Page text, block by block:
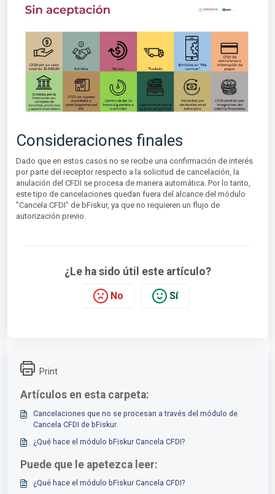
Consideraciones finales
Dado que en estos casos no se recibe una confirmación de interés
por parte del receptor respecto a la solicitud de cancelación, la
anulación del CFDI se procesa de manera automática. Por lo tanto,
este tipo de cancelaciones quedan fuera del alcance del módulo
"Cancela CFDI" de bFiskur, ya que no requieren un flujo de
autorización previo.
¿Le ha sido útil este artículo?
No Sí
Print
Artículos en esta carpeta:
Cancelaciones que no se procesan a través del módulo de
Cancela CFDI de bFiskur.
¿Qué hace el módulo bFiskur Cancela CFDI?
Puede que le apetezca leer:
¿Qué hace el módulo bFiskur Cancela CFDI?